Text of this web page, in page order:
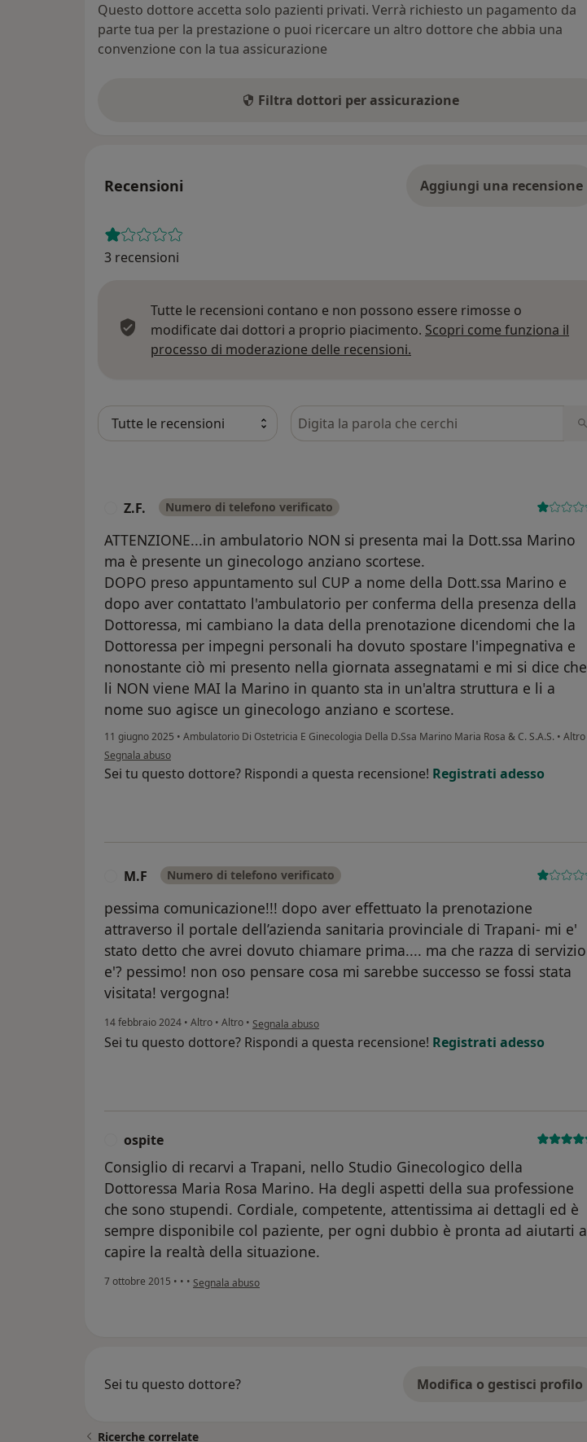
Questo dottore accetta solo pazienti privati. Verrà richiesto un pagamento da
parte tua per la prestazione o puoi ricercare un altro dottore che abbia una
convenzione con la tua assicurazione
Filtra dottori per assicurazione
Recensioni Aggiungi una recensione
3 recensioni
Tutte le recensioni contano e non possono essere rimosse o
modificate dai dottori a proprio piacimento. Scopri come funziona il
processo di moderazione delle recensioni.
Cerca nelle recensioni
Z.F. Numero di telefono verificato
ATTENZIONE...in ambulatorio NON si presenta mai la Dott.ssa Marino
ma è presente un ginecologo anziano scortese.
DOPO preso appuntamento sul CUP a nome della Dott.ssa Marino e
dopo aver contattato l'ambulatorio per conferma della presenza della
Dottoressa, mi cambiano la data della prenotazione dicendomi che la
Dottoressa per impegni personali ha dovuto spostare l'impegnativa e
nonostante ciò mi presento nella giornata assegnatami e mi si dice che
li NON viene MAI la Marino in quanto sta in un'altra struttura e li a
nome suo agisce un ginecologo anziano e scortese.
11 giugno 2025 • Ambulatorio Di Ostetricia E Ginecologia Della D.Ssa Marino Maria Rosa & C. S.A.S. • Altro
secondo l'opinione dell'utente Z.F.
Segnala abuso
Sei tu questo dottore? Rispondi a questa recensione! Registrati adesso
M.F Numero di telefono verificato
pessima comunicazione!!! dopo aver effettuato la prenotazione
attraverso il portale dell’azienda sanitaria provinciale di Trapani- mi e'
stato detto che avrei dovuto chiamare prima.... ma che razza di servizio
e'? pessimo! non oso pensare cosa mi sarebbe successo se fossi stata
visitata! vergogna!
14 febbraio 2024 • Altro • Altro • secondo l'opinione dell'utente M.F
Segnala abuso
Sei tu questo dottore? Rispondi a questa recensione! Registrati adesso
ospite
Consiglio di recarvi a Trapani, nello Studio Ginecologico della
Dottoressa Maria Rosa Marino. Ha degli aspetti della sua professione
che sono stupendi. Cordiale, competente, attentissima ai dettagli ed è
sempre disponibile col paziente, per ogni dubbio è pronta ad aiutarti a
capire la realtà della situazione.
7 ottobre 2015 • • • secondo l'opinione dell'utente ospite
Segnala abuso
Sei tu questo dottore? Modifica o gestisci profilo
Ricerche correlate